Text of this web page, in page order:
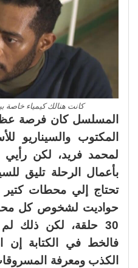
كانت هنالك كيمياء خاصة
المسلسل كان فرصة
المكتوب والسيناريو
لمحمد فريد، لكن
بأعمال الرحلة تليق
تحتاج إلي محطات
حواديت لشخوص كل
30 حلقة، لكن ذلك
فالخط في الكتابة
الكذب ومعرفة